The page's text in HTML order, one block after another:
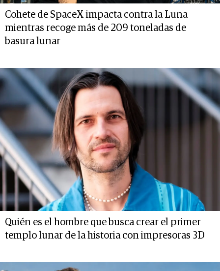
Cohete de SpaceX impacta contra la Luna
mientras recoge más de 209 toneladas de
basura lunar
Quién es el hombre que busca crear el primer
templo lunar de la historia con impresoras 3D